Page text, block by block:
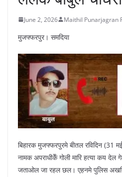
June 2, 2026 Maithil Punarjagran
मुजफ्फरपुर। समदिया
बिहारक मुजफ्फरपुरमे बीतल रविदिन (31
नामक अपराधीकेँ गोली मारि हत्या कय
जताओल जा रहल छल। एहनमे पुलिस